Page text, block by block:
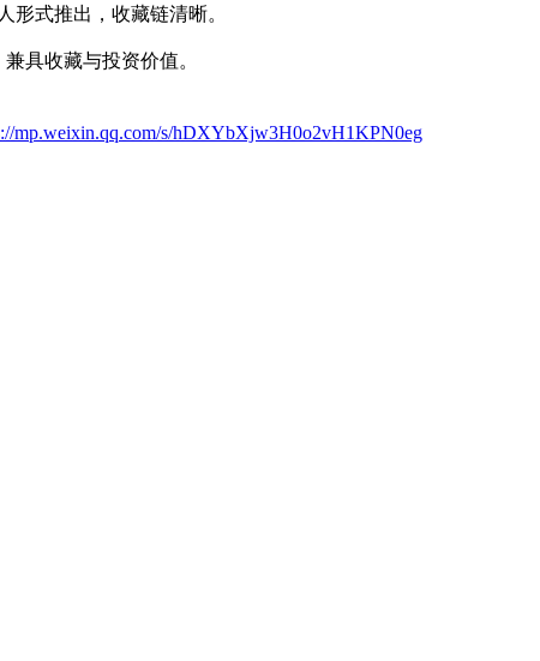
形式推出，收藏链清晰。
具收藏与投资价值。
mp.weixin.qq.com/s/hDXYbXjw3H0o2vH1KPN0eg